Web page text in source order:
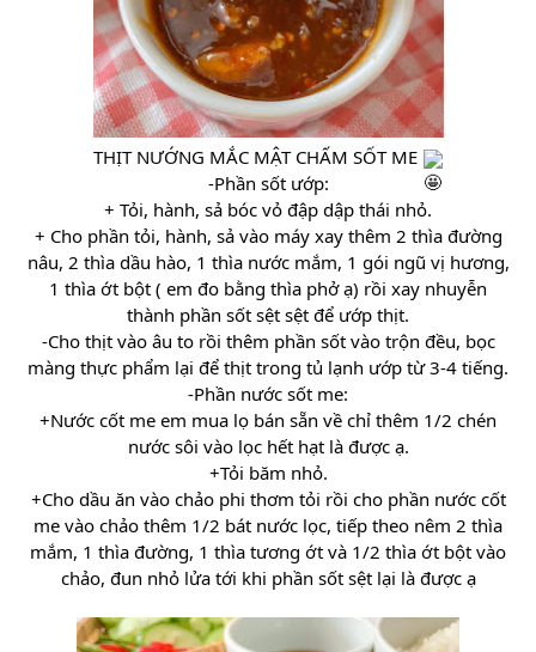
THỊT NƯỚNG MẮC MẬT CHẤM SỐT ME
-Phần sốt ướp:
+ Tỏi, hành, sả bóc vỏ đập dập thái nhỏ.
+ Cho phần tỏi, hành, sả vào máy xay thêm 2 thìa đường
nâu, 2 thìa dầu hào, 1 thìa nước mắm, 1 gói ngũ vị hương,
1 thìa ớt bột ( em đo bằng thìa phở ạ) rồi xay nhuyễn
thành phần sốt sệt sệt để ướp thịt.
-Cho thịt vào âu to rồi thêm phần sốt vào trộn đều, bọc
màng thực phẩm lại để thịt trong tủ lạnh ướp từ 3-4 tiếng.
-Phần nước sốt me:
+Nước cốt me em mua lọ bán sẵn về chỉ thêm 1/2 chén
nước sôi vào lọc hết hạt là được ạ.
+Tỏi băm nhỏ.
+Cho dầu ăn vào chảo phi thơm tỏi rồi cho phần nước cốt
me vào chảo thêm 1/2 bát nước lọc, tiếp theo nêm 2 thìa
mắm, 1 thìa đường, 1 thìa tương ớt và 1/2 thìa ớt bột vào
chảo, đun nhỏ lửa tới khi phần sốt sệt lại là được ạ